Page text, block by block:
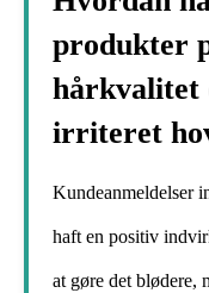
produkter
hårkvalitet
irriteret
Kundeanmeldelser
haft en positiv
at gøre det blødere,